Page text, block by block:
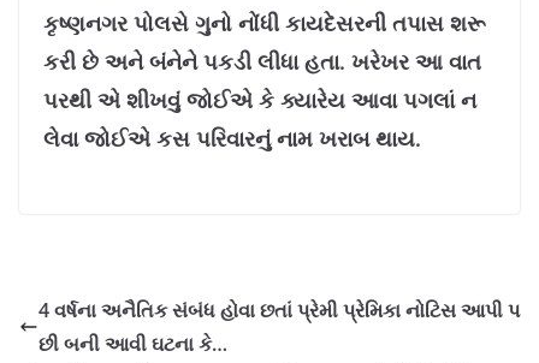
કૃષ્ણનગર પોલસે ગુનો નોંધી કાયદેસરની તપાસ શરૂ
કરી છે અને બંનેને પકડી લીધા હતા. ખરેખર આ વાત
પરથી એ શીખવું જોઈએ કે ક્યારેય આવા પગલાં ન
લેવા જોઈએ કસ પરિવારનું નામ ખરાબ થાય.
4 વર્ષના અનૈતિક સંબંધ હોવા છતાં પ્રેમી પ્રેમિકા નોટિસ આપી પ
છી બની આવી ઘટના કે…